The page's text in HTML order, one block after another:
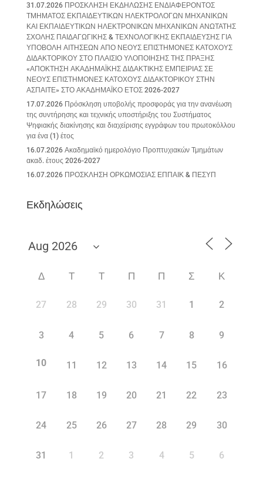
31.07.2026 ΠΡΟΣΚΛΗΣΗ ΕΚΔΗΛΩΣΗΣ ΕΝΔΙΑΦΕΡΟΝΤΟΣ
ΤΜΗΜΑΤΟΣ ΕΚΠΑΙΔΕΥΤΙΚΩΝ ΗΛΕΚΤΡΟΛΟΓΩΝ ΜΗΧΑΝΙΚΩΝ
ΚΑΙ ΕΚΠΑΙΔΕΥΤΙΚΩΝ ΗΛΕΚΤΡΟΝΙΚΩΝ ΜΗΧΑΝΙΚΩΝ ΑΝΩΤΑΤΗΣ
ΣΧΟΛΗΣ ΠΑΙΔΑΓΩΓΙΚΗΣ & ΤΕΧΝΟΛΟΓΙΚΗΣ ΕΚΠΑΙΔΕΥΣΗΣ ΓΙΑ
ΥΠΟΒΟΛΗ ΑΙΤΗΣΕΩΝ ΑΠΟ ΝΕΟΥΣ ΕΠΙΣΤΗΜΟΝΕΣ ΚΑΤΟΧΟΥΣ
ΔΙΔΑΚΤΟΡΙΚΟΥ ΣΤΟ ΠΛΑΙΣΙΟ ΥΛΟΠΟΙΗΣΗΣ ΤΗΣ ΠΡΑΞΗΣ
«ΑΠΟΚΤΗΣΗ ΑΚΑΔΗΜΑΪΚΗΣ ΔΙΔΑΚΤΙΚΗΣ ΕΜΠΕΙΡΙΑΣ ΣΕ
ΝΕΟΥΣ ΕΠΙΣΤΗΜΟΝΕΣ ΚΑΤΟΧΟΥΣ ΔΙΔΑΚΤΟΡΙΚΟΥ ΣΤΗΝ
ΑΣΠΑΙΤΕ» ΣΤΟ ΑΚΑΔΗΜΑΪΚΟ ΕΤΟΣ 2026-2027
17.07.2026 Πρόσκληση υποβολής προσφοράς για την ανανέωση
της συντήρησης και τεχνικής υποστήριξης του Συστήματος
Ψηφιακής διακίνησης και διαχείρισης εγγράφων του πρωτοκόλλου
για ένα (1) έτος
16.07.2026 Ακαδημαϊκό ημερολόγιο Προπτυχιακών Τμημάτων
ακαδ. έτους 2026-2027
16.07.2026 ΠΡΟΣΚΛΗΣΗ ΟΡΚΩΜΟΣΙΑΣ ΕΠΠΑΙΚ & ΠΕΣΥΠ
Εκδηλώσεις
Δ Τ Τ Π Π Σ Κ
27 28 29 30 31 1 2
3 4 5 6 7 8 9
10 11 12 13 14 15 16
17 18 19 20 21 22 23
24 25 26 27 28 29 30
31 1 2 3 4 5 6